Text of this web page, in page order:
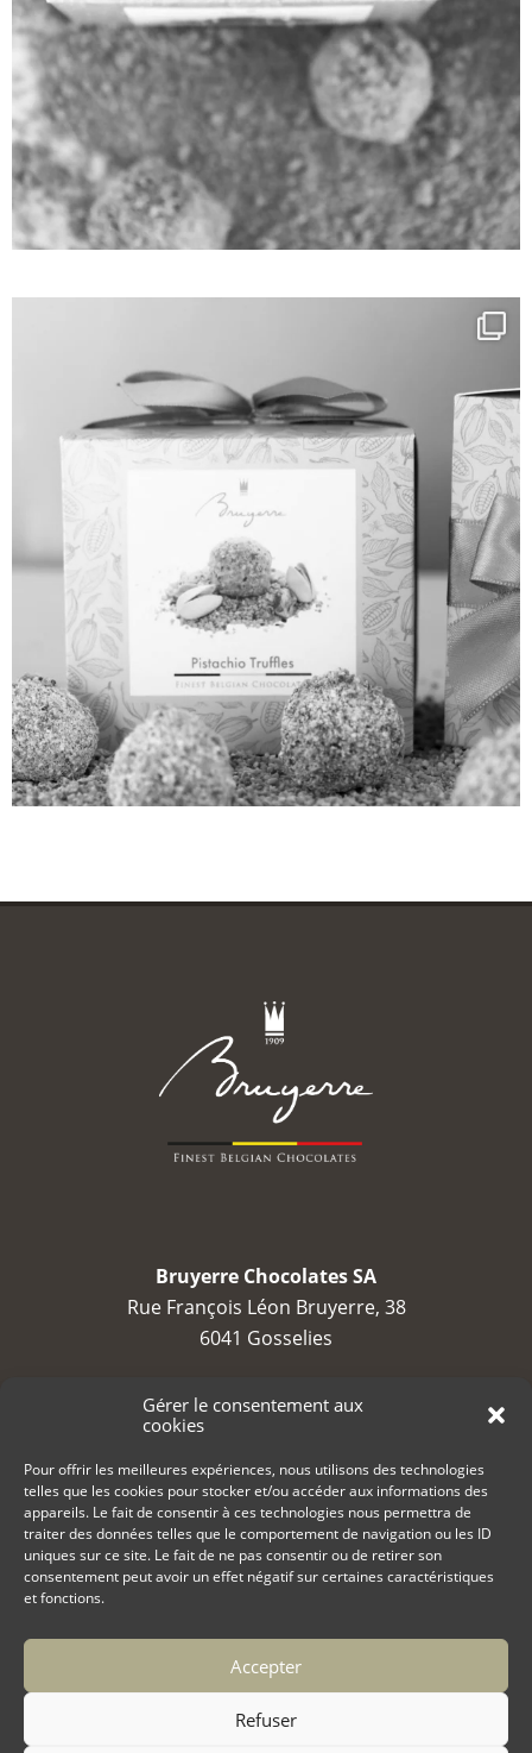
Gérer le consentement aux
cookies
Pour offrir les meilleures expériences, nous utilisons des technologies
telles que les cookies pour stocker et/ou accéder aux informations des
appareils. Le fait de consentir à ces technologies nous permettra de
traiter des données telles que le comportement de navigation ou les ID
uniques sur ce site. Le fait de ne pas consentir ou de retirer son
consentement peut avoir un effet négatif sur certaines caractéristiques
et fonctions.
Accepter
Refuser
Bruyerre Chocolates SA
Rue François Léon Bruyerre, 38
6041 Gosselies
TVA : BE 0688 794 525
contact@bruyerre.eu
+32 (0)71 23 23 80
Copyright 2022 Bruyerre Chocolates
Politique de cookies (UE)